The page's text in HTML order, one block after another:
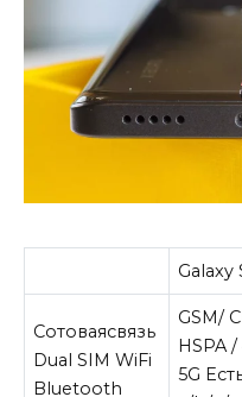
Galaxy
Сотоваясвязь
Dual SIM WiFi
Bluetooth
GSM/
HSPA
5G